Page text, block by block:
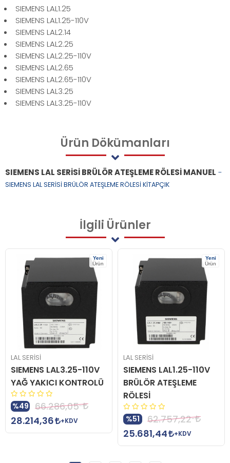
SIEMENS LAL1.25
SIEMENS LAL1.25-110V
SIEMENS LAL2.14
SIEMENS LAL2.25
SIEMENS LAL2.25-110V
SIEMENS LAL2.65
SIEMENS LAL2.65-110V
SIEMENS LAL3.25
SIEMENS LAL3.25-110V
Ürün Dökümanları
SIEMENS LAL SERİSİ BRÜLÖR ATEŞLEME RÖLESİ MANUEL -
SIEMENS LAL SERİSİ BRÜLÖR ATEŞLEME RÖLESİ KİTAPÇIK
İlgili Ürünler
Yeni
Ürün
LAL SERİSİ
SIEMENS LAL3.25-110V
YAĞ YAKICI KONTROLÜ
%49
66.286,05
28.214,36
+KDV
Yeni
Ürün
LAL SERİSİ
SIEMENS LAL1.25-110V
BRÜLÖR ATEŞLEME
RÖLESİ
%51
62.757,22
25.681,44
+KDV